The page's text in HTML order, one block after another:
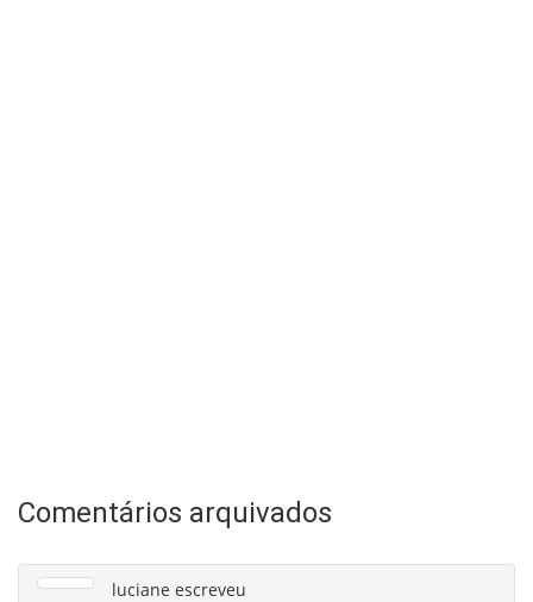
Comentários arquivados
luciane escreveu